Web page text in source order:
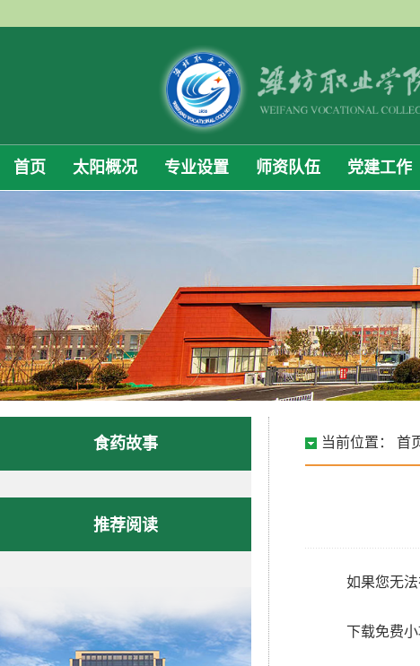
首页 太阳概况 专业设置 师资队伍 党建工作
食药故事
推荐阅读
当前位置： 首
如果您无
下载免费